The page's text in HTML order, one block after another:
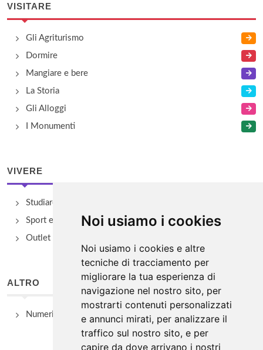
Noi usiamo i cookies
Noi usiamo i cookies e altre
tecniche di tracciamento per
migliorare la tua esperienza di
navigazione nel nostro sito, per
mostrarti contenuti personalizzati
e annunci mirati, per analizzare il
traffico sul nostro sito, e per
capire da dove arrivano i nostri
VISITARE
Gli Agriturismo
Dormire
Mangiare e bere
La Storia
Gli Alloggi
I Monumenti
VIVERE
Studiare
Sport e Benessere
Outlet e spacci aziendali
ALTRO
Numeri Utili